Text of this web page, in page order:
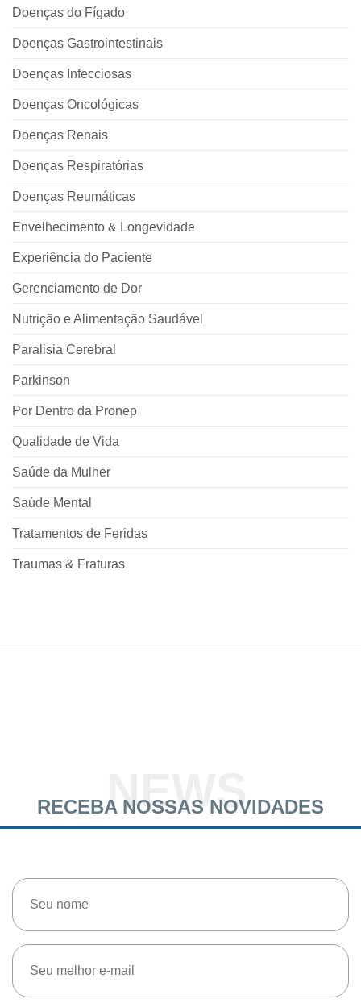
Doenças do Fígado
Doenças Gastrointestinais
Doenças Infecciosas
Doenças Oncológicas
Doenças Renais
Doenças Respiratórias
Doenças Reumáticas
Envelhecimento & Longevidade
Experiência do Paciente
Gerenciamento de Dor
Nutrição e Alimentação Saudável
Paralisia Cerebral
Parkinson
Por Dentro da Pronep
Qualidade de Vida
Saúde da Mulher
Saúde Mental
Tratamentos de Feridas
Traumas & Fraturas
NEWS
RECEBA NOSSAS NOVIDADES